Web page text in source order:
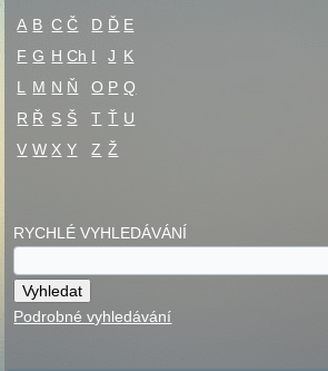
A B C Č D Ď E
F G H Ch I J K
L
M N Ň O P Q
R Ř S Š T Ť U
V W X Y Z Ž
RYCHLÉ VYHLEDÁVÁNÍ
Podrobné vyhledávání